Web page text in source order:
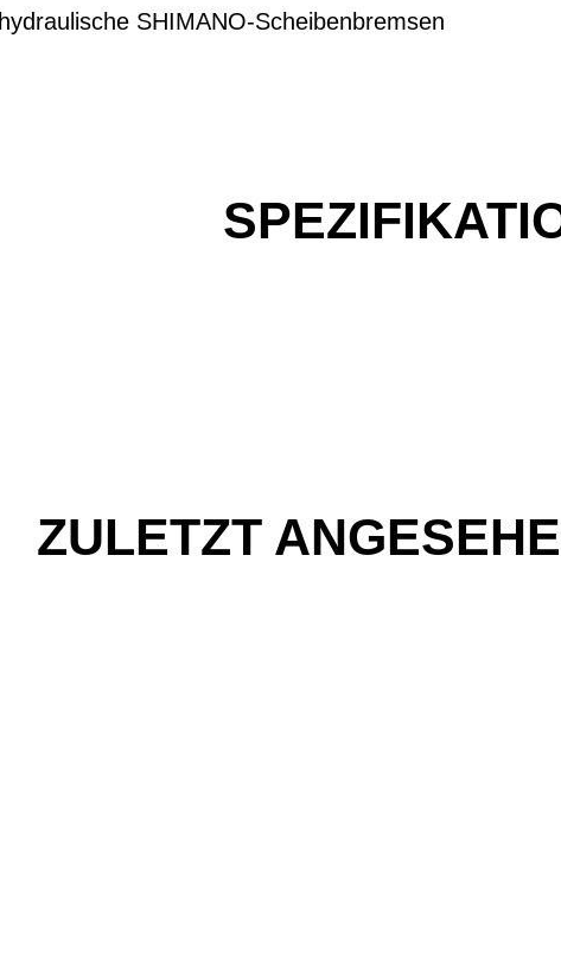
hydraulische SHIMANO-Scheibenbremsen
ZULETZT